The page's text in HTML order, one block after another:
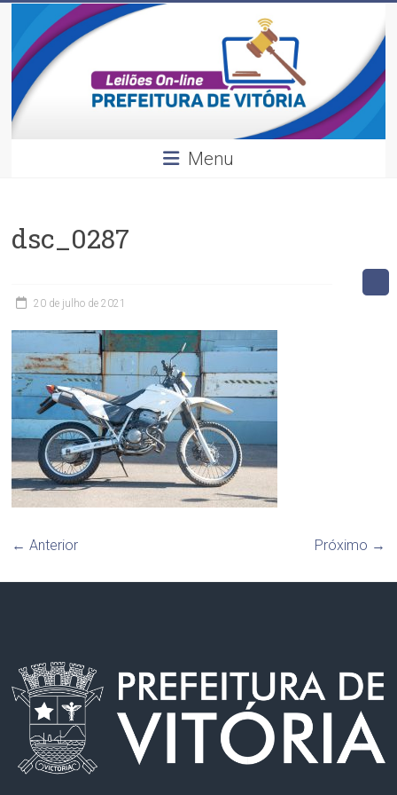
content
Leilões
Divulgação
dos
leilões
realizados
pela
Menu
dsc_0287
20 de julho de 2021
← Anterior Próximo →